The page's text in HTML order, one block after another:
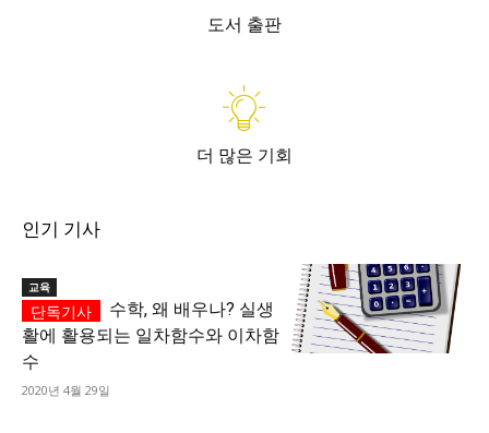
도서 출판
더 많은 기회
인기 기사
교육
수학, 왜 배우나? 실생
활에 활용되는 일차함수와 이차함
수
2020년 4월 29일